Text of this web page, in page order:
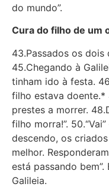
do mundo”.
Cura do filho de um
43.Passados os
45.Chegando à
tinham ido à festa.
filho estava doente.*
prestes a morrer.
filho morra!”.
descendo, os
melhor.
está passando
Galileia.